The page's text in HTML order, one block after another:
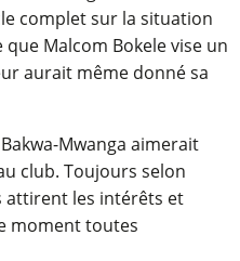
complet sur la situation
Malcom Bokele vise un
aurait même donné sa
Mwanga aimerait
club. Toujours selon
attirent les intérêts et
moment toutes